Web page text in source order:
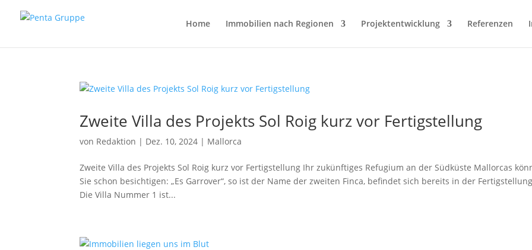
Home Immobilien nach Regionen Projektentwicklung Referenzen
Zweite Villa des Projekts Sol Roig kurz vor Fertigstellung
von Redaktion | Dez. 10, 2024 | Mallorca
Zweite Villa des Projekts Sol Roig kurz vor Fertigstellung Ihr zukünftiges Refugium an der Südküste Mallorcas
Sie schon besichtigen: „Es Garrover“, so ist der Name der zweiten Finca, befindet sich bereits in der
Die Villa Nummer 1 ist...